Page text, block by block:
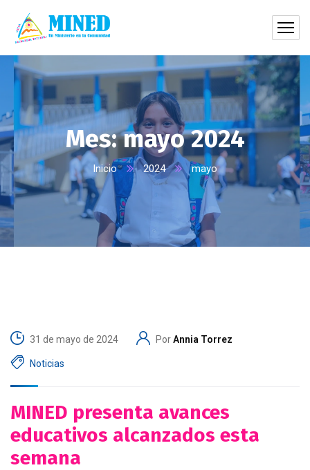
Mes:mayo 2024
Inicio 2024 mayo
31 de mayo de 2024 PorAnnia Torrez
Noticias
MINED presenta avances
educativos alcanzados esta
semana